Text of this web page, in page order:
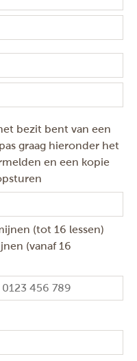
bezit bent van een
graag hieronder het
en een kopie
(tot 16 lessen)
(vanaf 16